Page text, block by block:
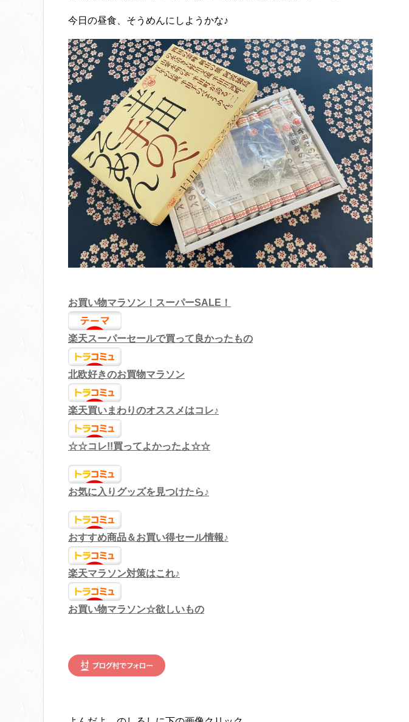
今日の昼食、そうめんにしようかな♪
お買い物マラソン！スーパーSALE！
楽天スーパーセールで買って良かったもの
北欧好きのお買物マラソン
楽天買いまわりのオススメはコレ♪
☆☆コレ!!買ってよかったよ☆☆
お気に入りグッズを見つけたら♪
おすすめ商品＆お買い得セール情報♪
楽天マラソン対策はこれ♪
お買い物マラソン☆欲しいもの